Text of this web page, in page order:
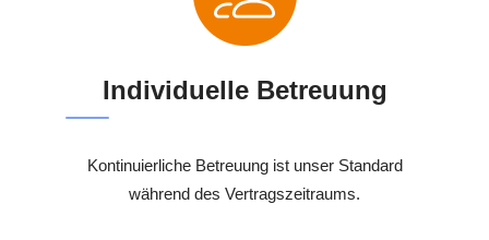
Individuelle Betreuung
Kontinuierliche Betreuung ist unser Standard
während des Vertragszeitraums.